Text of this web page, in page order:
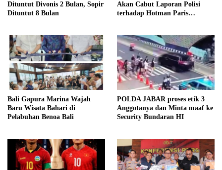
Dituntut Divonis 2 Bulan, Sopir
Dituntut 8 Bulan
Akan Cabut Laporan Polisi
terhadap Hotman Paris
Bali Gapura Marina Wajah
Baru Wisata Bahari di
Pelabuhan Benoa Bali
POLDA JABAR proses etik 3
Anggotanya dan Minta maaf ke
Security Bundaran HI